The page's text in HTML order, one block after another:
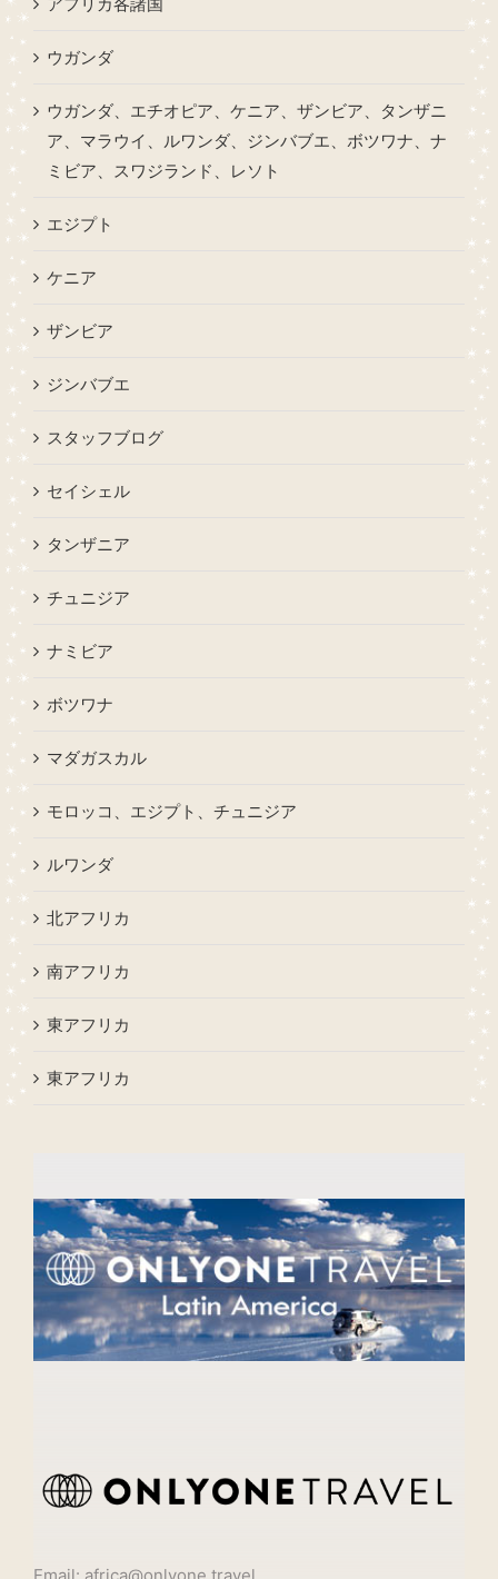
ウガンダ
ウガンダ、エチオピア、ケニア、ザンビア、タンザニ
ア、マラウイ、ルワンダ、ジンバブエ、ボツワナ、ナ
ミビア、スワジランド、レソト
エジプト
ケニア
ザンビア
ジンバブエ
スタッフブログ
セイシェル
タンザニア
チュニジア
ナミビア
ボツワナ
マダガスカル
モロッコ、エジプト、チュニジア
ルワンダ
北アフリカ
南アフリカ
東アフリカ
東アフリカ